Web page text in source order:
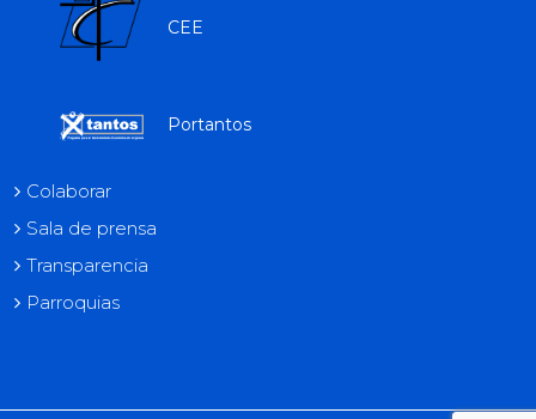
CEE
Portantos
Colaborar
Sala de prensa
Transparencia
Parroquias